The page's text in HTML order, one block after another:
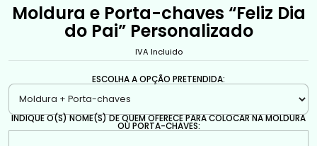
Moldura e Porta-chaves “Feliz Dia
do Pai” Personalizado
IVA Incluido
ESCOLHA A OPÇÃO PRETENDIDA:
INDIQUE O(S) NOME(S) DE QUEM OFERECE PARA COLOCAR NA MOLDURA
OU PORTA-CHAVES: